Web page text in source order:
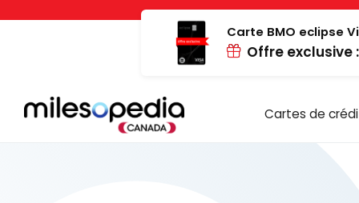
Panneau de gestion des cookies
Carte BMO eclipse
Offre exclusive
Cartes de